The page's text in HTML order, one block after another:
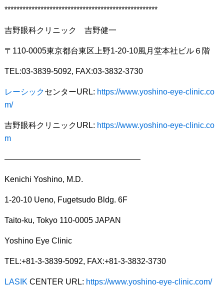
***************************************************
吉野眼科クリニック 吉野健一
〒110-0005東京都台東区上野1-20-10風月堂本社ビル６階
TEL:03-3839-5092, FAX:03-3832-3730
レーシックセンターURL: https://www.yoshino-eye-clinic.co
m/
吉野眼科クリニックURL: https://www.yoshino-eye-clinic.co
m
—————————————————
Kenichi Yoshino, M.D.
1-20-10 Ueno, Fugetsudo Bldg. 6F
Taito-ku, Tokyo 110-0005 JAPAN
Yoshino Eye Clinic
TEL:+81-3-3839-5092, FAX:+81-3-3832-3730
LASIK CENTER URL: https://www.yoshino-eye-clinic.com/